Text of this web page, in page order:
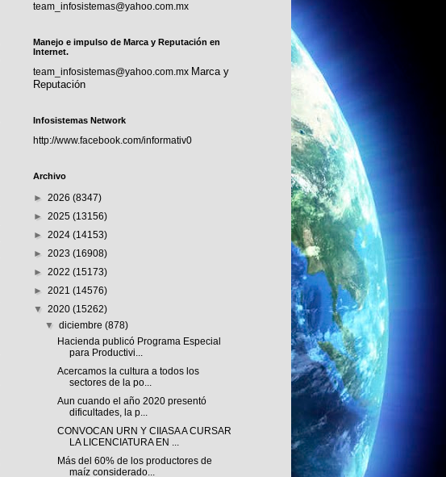
team_infosistemas@yahoo.com.mx
Manejo e impulso de Marca y Reputación en
Internet.
team_infosistemas@yahoo.com.mx Marca y
Reputación
Infosistemas Network
http://www.facebook.com/informativ0
Archivo
► 2026 (8347)
► 2025 (13156)
► 2024 (14153)
► 2023 (16908)
► 2022 (15173)
► 2021 (14576)
▼ 2020 (15262)
▼diciembre(878)
Hacienda publicó Programa Especial
para Productivi...
Acercamos la cultura a todos los
sectores de la po...
Aun cuando el año 2020 presentó
dificultades, la p...
CONVOCAN URN Y CIIASA A CURSAR
LA LICENCIATURA EN ...
Más del 60% de los productores de
maíz considerado...